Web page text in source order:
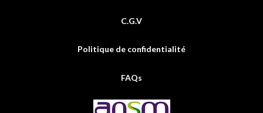
C.G.V
Politique de confidentialité
FAQs